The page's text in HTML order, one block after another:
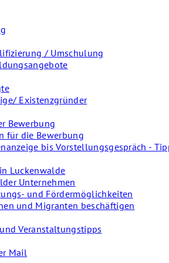
/ Umschulung
Existenzgründer
Bewerbung
für die Bewerbung
bis Vorstellungsgespräch -
Luckenwalde
Unternehmen
und Fördermöglichkeiten
und Migranten beschäftigen
Veranstaltungstipps
Mail